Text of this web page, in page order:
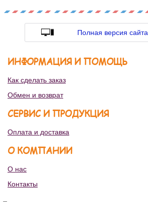
Полная версия сайта
ИНФОРМАЦИЯ И ПОМОЩЬ
Как сделать заказ
Обмен и возврат
СЕРВИС И ПРОДУКЦИЯ
Оплата и доставка
О КОМПАНИИ
О нас
Контакты